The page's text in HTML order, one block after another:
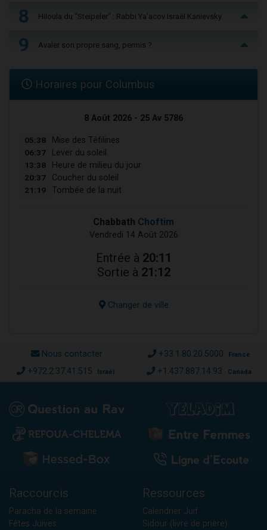
8 Hiloula du "Steïpeler" : Rabbi Ya’acov Israël Kanievsky
9 Avaler son propre sang, permis ?
Horaires pour Columbus
8 Août 2026 - 25 Av 5786
05:38 Mise des Téfilines
06:37 Lever du soleil
13:38 Heure de milieu du jour
20:37 Coucher du soleil
21:19 Tombée de la nuit
Chabbath Choftim
Vendredi 14 Août 2026
Entrée à 20:11
Sortie à 21:12
Changer de ville
Nous contacter +33.1.80.20.5000 France
+972.2.37.41.515 Israël +1.437.887.14.93 Canada
Raccourcis
Paracha de la semaine
Fêtes Juives
Ressources
Calendrier Juif
Sidour (livre de prière)